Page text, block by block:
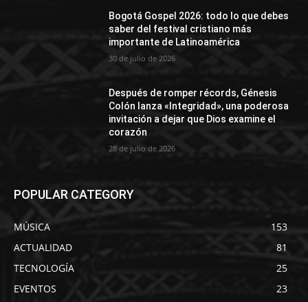
Bogotá Gospel 2026: todo lo que debes
saber del festival cristiano más
importante de Latinoamérica
30 de julio de 2026
Después de romper récords, Génesis
Colón lanza «Integridad», una poderosa
invitación a dejar que Dios examine el
corazón
28 de julio de 2026
POPULAR CATEGORY
MÚSICA
153
ACTUALIDAD
81
TECNOLOGÍA
25
EVENTOS
23